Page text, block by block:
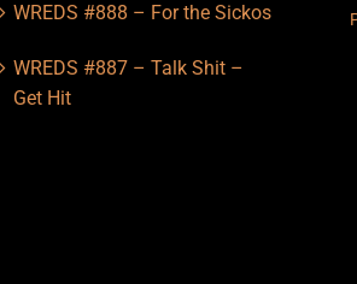
WREDS #888 – For the Sickos
WREDS #887 – Talk Shit –
Get Hit